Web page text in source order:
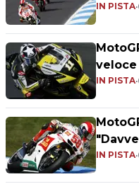
IN PISTA•
IN PISTA•
IN PISTA•